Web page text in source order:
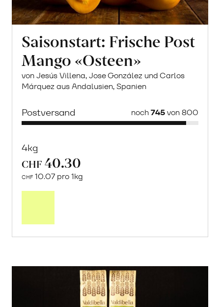
Saisonstart: Frische Post
Mango «Osteen»
von Jesús Villena, Jose González und Carlos
Márquez aus Andalusien, Spanien
Postversand noch745von 800
4kg
CHF 40.30
CHF 10.07 pro 1kg
Post
erfahren